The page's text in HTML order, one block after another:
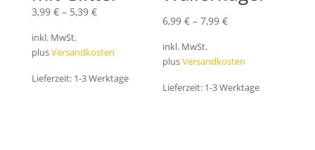
3,99 €– 5,39 €
inkl. MwSt.
plusVersandkosten
Lieferzeit: 1-3 Werktage
6,99€ –7,99€
inkl. MwSt.
plusVersandkosten
Lieferzeit: 1-3 Werktage